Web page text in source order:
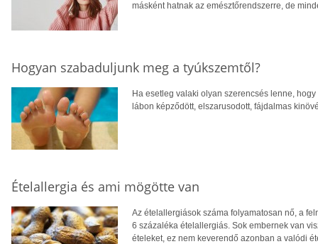
másként hatnak az emésztőrendszerre, de
Hogyan szabaduljunk meg a tyúkszemtől?
Ha esetleg valaki olyan szerencsés lenne,
lábon képződött, elszarusodott, fájdalmas
Ételallergia és ami mögötte van
Az ételallergiások száma folyamatosan nő, a
6 százaléka ételallergiás. Sok embernek van
ételeket, ez nem keverendő azonban a valódi